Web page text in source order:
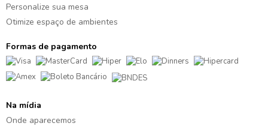
Personalize sua mesa
Otimize espaço de ambientes
Formas de pagamento
Na mídia
Onde aparecemos